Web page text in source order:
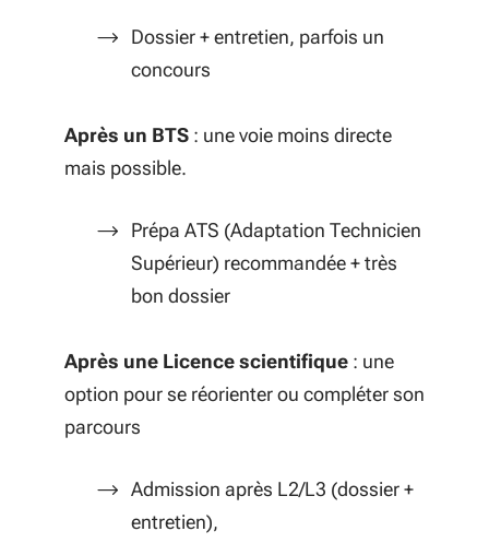
Dossier + entretien, parfois un
concours
Après un BTS : une voie moins directe
mais possible.
Prépa ATS (Adaptation Technicien
Supérieur) recommandée + très
bon dossier
Après une Licence scientifique : une
option pour se réorienter ou compléter son
parcours
Admission après L2/L3 (dossier +
entretien),